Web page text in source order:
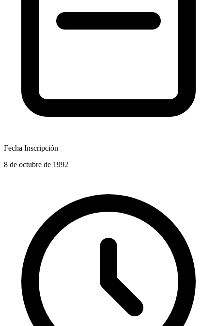
Fecha Inscripción
8 de octubre de 1992